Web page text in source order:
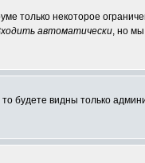
только некоторое
автоматически, но мы
то будете видны только